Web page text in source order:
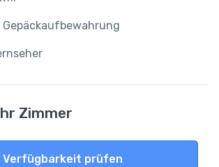
Gepäckaufbewahrung
Zimmer
Verfügbarkeit prüfen